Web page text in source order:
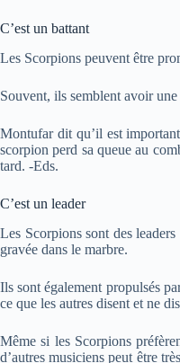
C’est un battant
Les Scorpions peuvent être
Souvent, ils semblent avoir
Montufar dit qu’il est
scorpion perd sa queue au
tard. -Eds.
C’est un leader
Les Scorpions sont des
gravée dans le marbre.
Ils sont également propulsés
ce que les autres disent et ne
Même si les Scorpions
d’autres musiciens peut être